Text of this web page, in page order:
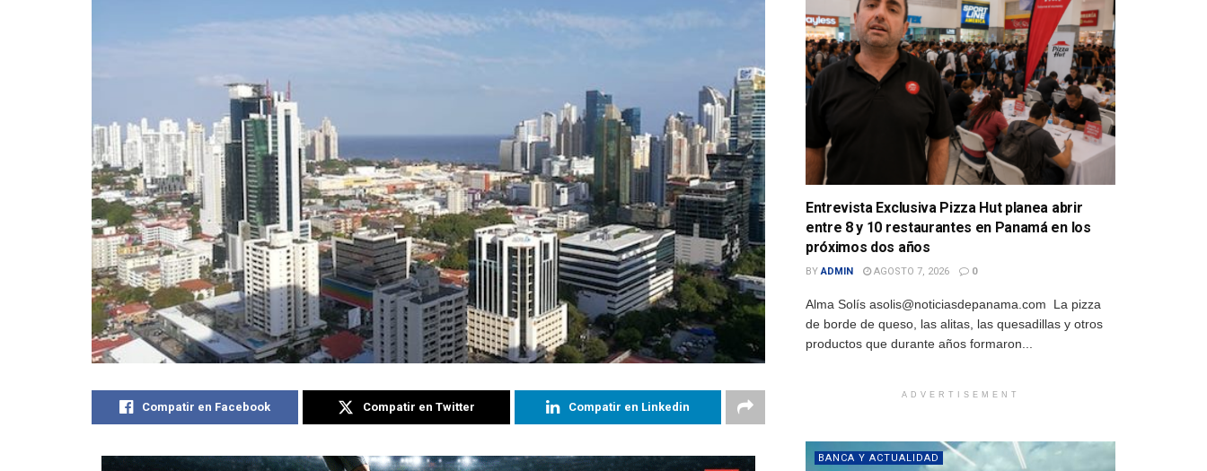
Compatir en Facebook Compatir en Twitter Compatir en Linkedin
Entrevista Exclusiva Pizza Hut planea abrir
entre 8 y 10 restaurantes en Panamá en los
próximos dos años
BY ADMIN AGOSTO 7, 2026 0
Alma Solís asolis@noticiasdepanama.com La pizza
de borde de queso, las alitas, las quesadillas y otros
productos que durante años formaron...
ADVERTISEMENT
BANCA Y ACTUALIDAD